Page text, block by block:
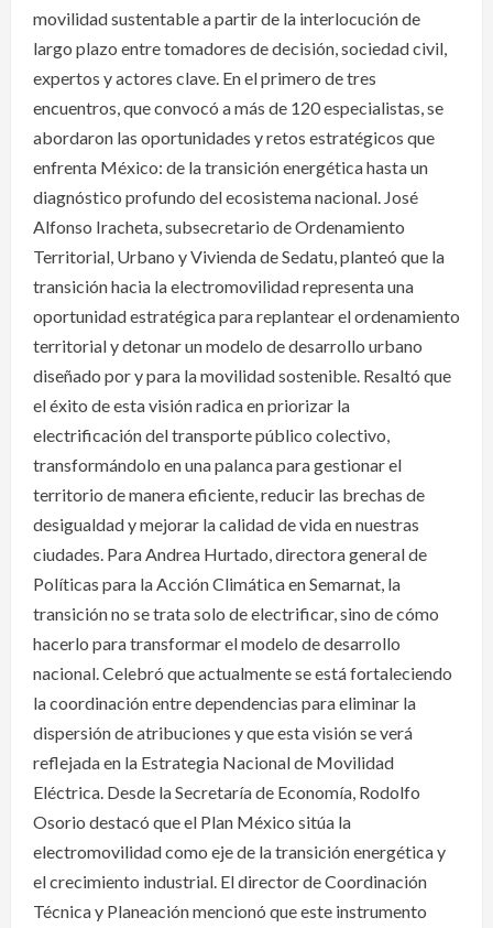
movilidad sustentable a partir de la interlocución de
largo plazo entre tomadores de decisión, sociedad civil,
expertos y actores clave. En el primero de tres
encuentros, que convocó a más de 120 especialistas, se
abordaron las oportunidades y retos estratégicos que
enfrenta México: de la transición energética hasta un
diagnóstico profundo del ecosistema nacional. José
Alfonso Iracheta, subsecretario de Ordenamiento
Territorial, Urbano y Vivienda de Sedatu, planteó que la
transición hacia la electromovilidad representa una
oportunidad estratégica para replantear el ordenamiento
territorial y detonar un modelo de desarrollo urbano
diseñado por y para la movilidad sostenible. Resaltó que
el éxito de esta visión radica en priorizar la
electrificación del transporte público colectivo,
transformándolo en una palanca para gestionar el
territorio de manera eficiente, reducir las brechas de
desigualdad y mejorar la calidad de vida en nuestras
ciudades. Para Andrea Hurtado, directora general de
Políticas para la Acción Climática en Semarnat, la
transición no se trata solo de electrificar, sino de cómo
hacerlo para transformar el modelo de desarrollo
nacional. Celebró que actualmente se está fortaleciendo
la coordinación entre dependencias para eliminar la
dispersión de atribuciones y que esta visión se verá
reflejada en la Estrategia Nacional de Movilidad
Eléctrica. Desde la Secretaría de Economía, Rodolfo
Osorio destacó que el Plan México sitúa la
electromovilidad como eje de la transición energética y
el crecimiento industrial. El director de Coordinación
Técnica y Planeación mencionó que este instrumento